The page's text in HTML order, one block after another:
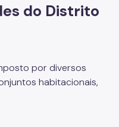
do Distrito
por diversos
habitacionais,